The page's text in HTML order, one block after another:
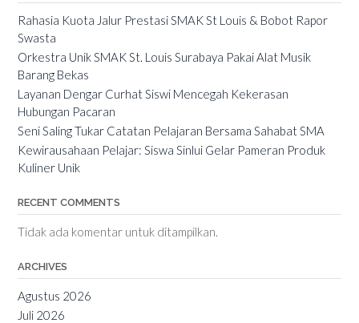
Rahasia Kuota Jalur Prestasi SMAK St Louis & Bobot Rapor
Swasta
Orkestra Unik SMAK St. Louis Surabaya Pakai Alat Musik
Barang Bekas
Layanan Dengar Curhat Siswi Mencegah Kekerasan
Hubungan Pacaran
Seni Saling Tukar Catatan Pelajaran Bersama Sahabat SMA
Kewirausahaan Pelajar: Siswa Sinlui Gelar Pameran Produk
Kuliner Unik
RECENT COMMENTS
Tidak ada komentar untuk ditampilkan.
ARCHIVES
Agustus 2026
Juli 2026